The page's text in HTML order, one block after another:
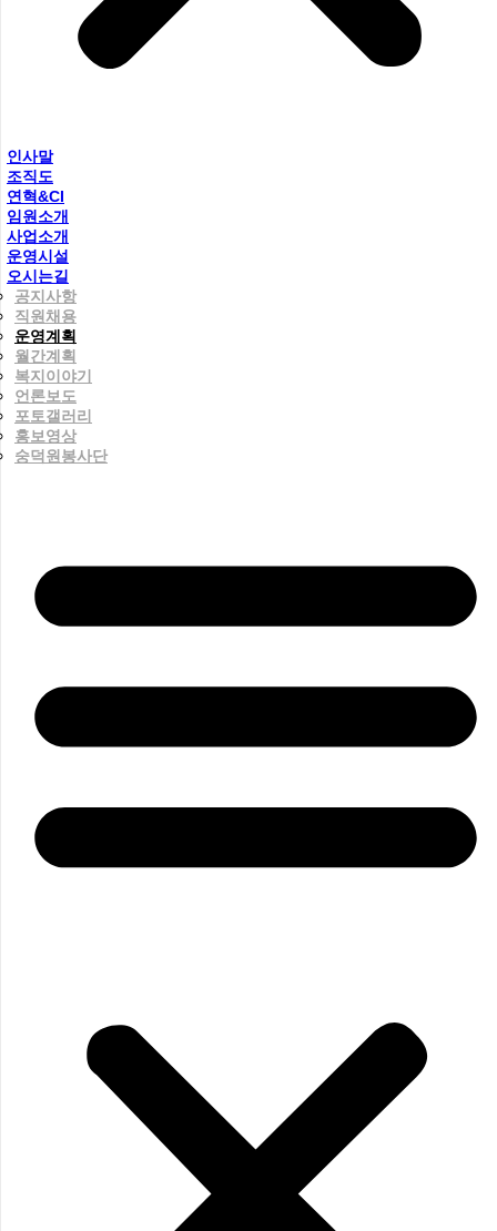
인사말
조직도
연혁&CI
임원소개
사업소개
운영시설
오시는길
공지사항
직원채용
운영계획
월간계획
복지이야기
언론보도
포토갤러리
홍보영상
숭덕원봉사단